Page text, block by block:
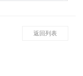
返回列表